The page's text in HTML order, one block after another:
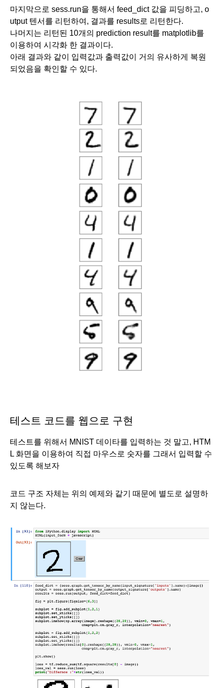
마지막으로 sess.run을 통해서 feed_dict 값을 피딩하고, o
utput 텐서를 리턴하여, 결과를 results로 리턴한다.
나머지는 리턴된 10개의 prediction result를 matplotlib를
이용하여 시각화 한 결과이다.
아래 결과와 같이 입력값과 출력값이 거의 유사하게 복원
되었음을 확인할 수 있다.
테스트 코드를 웹으로 구현
테스트를 위해서 MNIST 데이타를 입력하는 것 말고, HTM
L 화면을 이용하여 직접 마우스로 숫자를 그래서 입력할 수
있도록 해보자
코드 구조 자체는 위의 예제와 같기 때문에 별도로 설명하
지 않는다.